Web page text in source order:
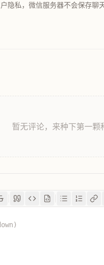
隐私，微信服务器不会保存聊
用习惯以降低隐私泄露风险。
暂无评论，来种下第一颗